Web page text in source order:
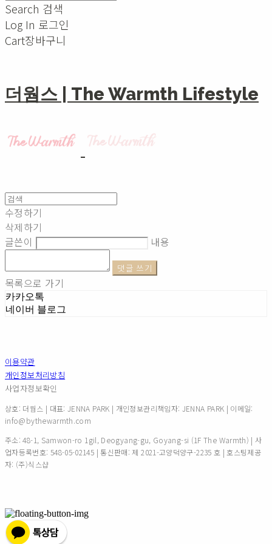
Search 검색
Log In 로그인
Cart장바구니
더웜스 | The Warmth Lifestyle
수정하기
삭제하기
글쓴이
내용
댓글 쓰기
목록으로 가기
카카오톡
네이버 블로그
이용약관
개인정보처리방침
사업자정보확인
상호: 더웜스 | 대표: JENNA PARK | 개인정보관리책임자: JENNA PARK | 이메일:
info@bythewarmth.com
주소: 48-1, Samwon-ro 1gil, Deogyang-gu, Goyang-si (1F The Warmth) | 사
업자등록번호: 548-05-02145 | 통신판매:제 2021-고양덕양구-2235 호 | 호스팅제공
자: (주)식스샵